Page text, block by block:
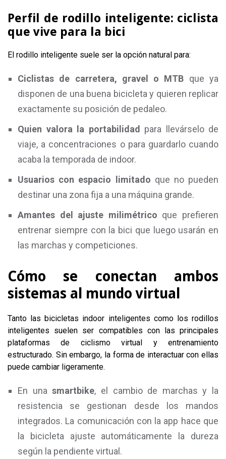
Perfil de rodillo inteligente: ciclista
que vive para la bici
El rodillo inteligente suele ser la opción natural para:
Ciclistas de carretera, gravel o MTB que ya
disponen de una buena bicicleta y quieren replicar
exactamente su posición de pedaleo.
Quien valora la portabilidad
para llevárselo de
viaje, a concentraciones o para guardarlo cuando
acaba la temporada de indoor.
Usuarios con espacio limitado que no pueden
destinar una zona fija a una máquina grande.
Amantes del ajuste milimétrico que prefieren
entrenar siempre con la bici que luego usarán en
las marchas y competiciones.
Cómo se conectan ambos
sistemas al mundo virtual
Tanto las bicicletas indoor inteligentes como los rodillos
inteligentes suelen ser compatibles con las principales
plataformas de ciclismo virtual y entrenamiento
estructurado. Sin embargo, la forma de interactuar con ellas
puede cambiar ligeramente.
En unasmartbike, el cambio de marchas y la
resistencia se gestionan desde los mandos
integrados. La comunicación con la app hace que
la bicicleta ajuste automáticamente la dureza
según la pendiente virtual.